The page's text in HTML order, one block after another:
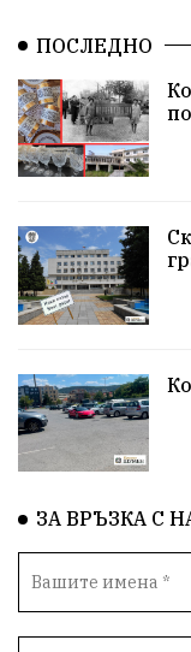
Зависимости
Неудобните
БлизкоМинало
Пещера
ИсторииЗаШумен
КултуренТуризъм
Актуално
Наркотици
ПОСЛЕДНО
ЗА ВРЪЗКА С